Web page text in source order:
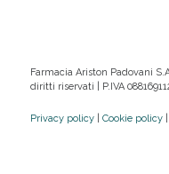
Farmacia Ariston Padovani
diritti riservati | P.IVA
Privacy policy| Cookie policy|